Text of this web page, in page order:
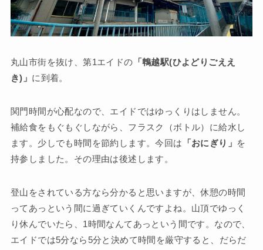
丸山市街を抜け、第1エイドの 「鵯越駅(ひよどりごええ
き)」 に到着。
関門時間が心配なので、エイドではゆっくりはしません。
補給食をもぐもぐしながら、フラスク（ボトル）に給水し
ます。少しでも時間を節約します。今回は 「おにぎり」 を
持参しました。その理由は後述します。
登山をされている方なら分かると思いますが、休憩の時間
ってあっという間に過ぎていくんですよね。山頂でゆっく
り休んでいたら、1時間なんてあっという間です。なので、
エイドでは5分なら5分と決めて時間を厳守すると、だらだ